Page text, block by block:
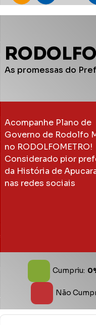
As promessas do
Acompanhe Plano de
Governo de Rodolfo
no RODOLFOMETRO!
Considerado pior
da História de
nas redes sociais
Cumpriu:
Não